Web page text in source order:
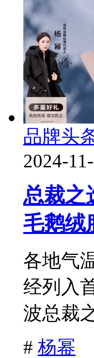
品牌头
2024-
总裁之
毛鹅绒
各地气
经列入
波总裁
# 杨幂